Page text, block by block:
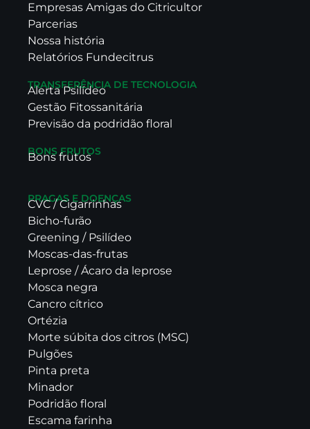
Empresas Amigas do Citricultor
Parcerias
Nossa história
Relatórios Fundecitrus
TRANSFERÊNCIA DE TECNOLOGIA
Alerta Psilídeo
Gestão Fitossanitária
Previsão da podridão floral
BONS FRUTOS
Bons frutos
PRAGAS E DOENÇAS
CVC / Cigarrinhas
Bicho-furão
Greening / Psilídeo
Moscas-das-frutas
Leprose / Ácaro da leprose
Mosca negra
Cancro cítrico
Ortézia
Morte súbita dos citros (MSC)
Pulgões
Pinta preta
Minador
Podridão floral
Escama farinha